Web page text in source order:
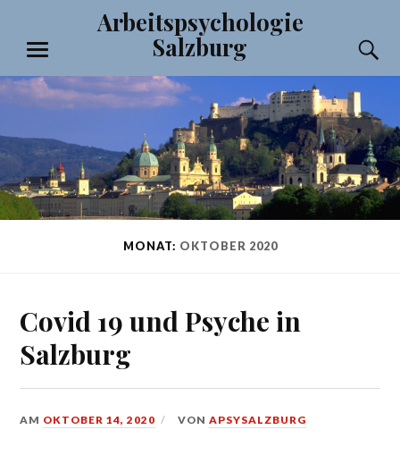
springen
Arbeitspsychologie
Salzburg
MENÜ
MONAT: OKTOBER 2020
Covid 19 und Psyche in
Salzburg
AM OKTOBER 14, 2020 VONAPSYSALZBURG